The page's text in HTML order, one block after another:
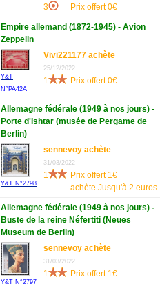
3
Prix offert 0€
Empire allemand (1872-1945) - Avion
Zeppelin
Y&T
N°PA42A
Vivi221177 achète
25/12/2022
1 Prix offert 0€
Allemagne fédérale (1949 à nos jours) -
Porte d'Ishtar (musée de Pergame de
Berlin)
Y&T N°2798
sennevoy achète
31/03/2022
1
Prix offert 1€
achète Jusqu'à 2 euros
Allemagne fédérale (1949 à nos jours) -
Buste de la reine Néfertiti (Neues
Museum de Berlin)
Y&T N°2797
sennevoy achète
31/03/2022
1 Prix offert 1€